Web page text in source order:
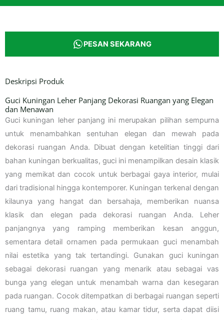
PESAN SEKARANG
Deskripsi Produk
Guci Kuningan Leher Panjang Dekorasi Ruangan yang Elegan
dan Menawan
Guci kuningan leher panjang ini merupakan pilihan sempurna
untuk menambahkan sentuhan elegan dan mewah pada
dekorasi ruangan Anda. Dibuat dengan ketelitian tinggi dari
bahan kuningan berkualitas, guci ini menampilkan desain klasik
yang memikat dan cocok untuk berbagai gaya interior, mulai
dari tradisional hingga kontemporer. Kuningan terkenal dengan
kilaunya yang hangat dan bersahaja, memberikan nuansa
klasik dan elegan pada dekorasi ruangan Anda. Leher
panjangnya yang ramping memberikan kesan anggun,
sementara detail ornamen pada permukaan guci menambah
nilai estetika yang tak tertandingi. Gunakan guci kuningan
sebagai dekorasi ruangan yang menarik atau sebagai vas
bunga yang elegan untuk menambah warna dan kesegaran
pada ruangan. Cocok ditempatkan di berbagai ruangan seperti
ruang tamu, ruang makan, atau kamar tidur, serta dapat diisi